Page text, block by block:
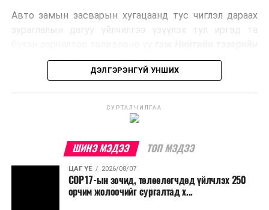
Ийнхүү лаг хатаах, шатаах технологийг лагийн
улсад өргөн ашиглаж байна.
Авто замын засварын хугацаанд тус чиглэл дараах
зураглалын дагуу үйлчилгээ үзүүлэх тул иргэд та
бодлогын газраас мэдээллээ.
ДЭЛГЭРЭНГҮЙ УНШИХ
СУРТАЛЧИЛГАА
ШИНЭ МЭДЭЭ ТОП МЭДЭЭ
ЦАГ ҮЕ 2026/08/07
COP17-ын зочид, төлөөлөгчдөд үйлчлэх 250
орчим жолоочийг сургалтад х...